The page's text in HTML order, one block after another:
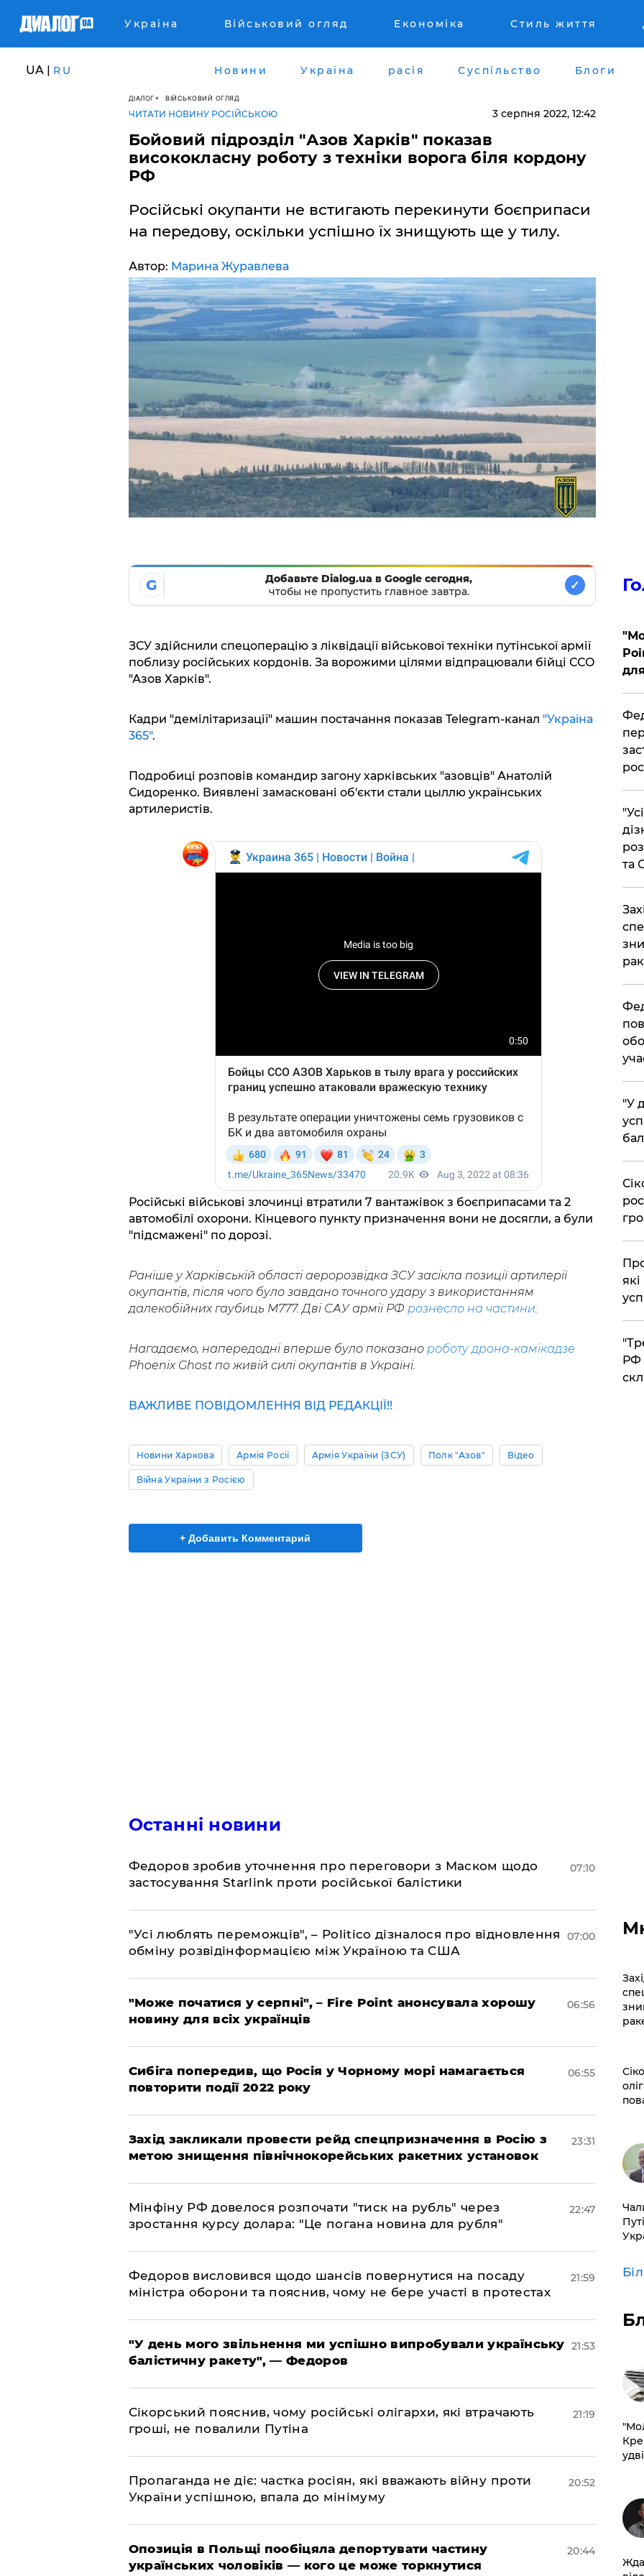
Україна Військовий огляд Економіка Стиль життя
UA | RU Новини Україна расія Суспільство Блоги
ДІАЛОГ ВІЙСЬКОВИЙ ОГЛЯД
ЧИТАТИ НОВИНУ РОСІЙСЬКОЮ 3 серпня 2022, 12:42
Бойовий підрозділ "Азов Харків" показав
висококласну роботу з техніки ворога біля кордону
РФ
Російські окупанти не встигають перекинути боєприпаси
на передову, оскільки успішно їх знищують ще у тилу.
Автор: Марина Журавлева
G
Добавьте Dialog.ua в Google сегодня,
чтобы не пропустить главное завтра.
✓
ЗСУ здійснили спецоперацію з ліквідації військової техніки путінської армії
поблизу російських кордонів. За ворожими цілями відпрацювали бійці ССО
"Азов Харків".
Кадри "демілітаризації" машин постачання показав Telegram-канал "Україна
365".
Подробиці розповів командир загону харківських "азовців" Анатолій
Сидоренко. Виявлені замасковані об'єкти стали цыллю українських
артилеристів.
Російські військові злочинці втратили 7 вантажівок з боєприпасами та 2
автомобілі охорони. Кінцевого пункту призначення вони не досягли, а були
"підсмажені" по дорозі.
Раніше у Харківській області аеророзвідка ЗСУ засікла позиції артилерії
окупантів, після чого було завдано точного удару з використанням
далекобійних гаубиць M777. Дві САУ армії РФ рознесло на частини.
Нагадаємо, напередодні вперше було показано роботу дрона-камікадзе
Phoenix Ghost по живій силі окупантів в Україні.
ВАЖЛИВЕ ПОВІДОМЛЕННЯ ВІД РЕДАКЦІЇ!!
Новини Харкова Армія Росії Армія України (ЗСУ) Полк "Азов" Відео
Війна України з Росією
+ Добавить Комментарий
Останні новини
Федоров зробив уточнення про переговори з Маском щодо
застосування Starlink проти російської балістики
07:10
"Усі люблять переможців", – Politico дізналося про відновлення
обміну розвідінформацією між Україною та США
07:00
"Може початися у серпні", – Fire Point анонсувала хорошу
новину для всіх українців
06:56
Сибіга попередив, що Росія у Чорному морі намагається
повторити події 2022 року
06:55
​Захід закликали провести рейд спецпризначення в Росію з
метою знищення північнокорейських ракетних установок
23:31
​Мінфіну РФ довелося розпочати "тиск на рубль" через
зростання курсу долара: "Це погана новина для рубля"
22:47
​Федоров висловився щодо шансів повернутися на посаду
міністра оборони та пояснив, чому не бере участі в протестах
21:59
​"У день мого звільнення ми успішно випробували українську
балістичну ракету", — Федоров
21:53
​Сікорський пояснив, чому російські олігархи, які втрачають
гроші, не повалили Путіна
21:19
​Пропаганда не діє: частка росіян, які вважають війну проти
України успішною, впала до мінімуму
20:52
​Опозиція в Польщі пообіцяла депортувати частину
українських чоловіків — кого це може торкнутися
20:44
та
​"У
РФ